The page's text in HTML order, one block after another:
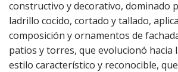
constructivo y decorativo, dominado
ladrillo cocido, cortado y tallado,
composición y ornamentos de
patios y torres, que evolucionó hacia
estilo característico y reconocible,